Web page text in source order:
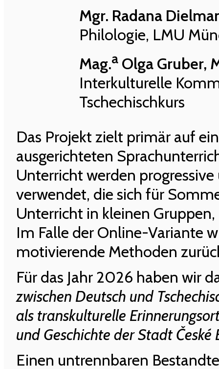
Mgr. Radana
Philologie, LMU
Mag.a Olga Gruber,
Interkulturelle
Tschechischkurs
Das Projekt zielt primär auf
ausgerichteten
Unterricht werden
verwendet, die sich für
Unterricht in kleinen
Im Falle der Online-Variante
motivierende Methoden
Für das Jahr 2026 haben wir
zwischen Deutsch und
als transkulturelle
und Geschichte der Stadt České
Einen untrennbaren